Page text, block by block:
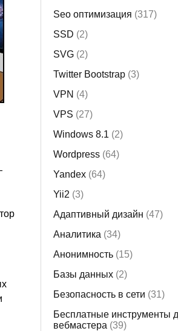
Seo оптимизация (317)
SSD (2)
SVG (2)
Twitter Bootstrap (3)
VPN (4)
VPS (27)
Windows 8.1 (2)
Wordpress (64)
Yandex (64)
Yii2 (3)
Адаптивный дизайн (47)
Аналитика (34)
Анонимность (15)
Базы данных (2)
Безопасность в сети (31)
Бесплатные инструменты
вебмастера (39)